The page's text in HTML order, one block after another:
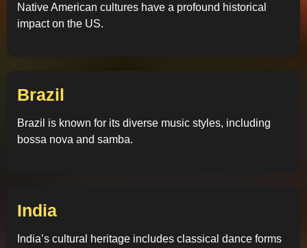
Native American cultures have a profound historical
impact on the US.
Brazil
Brazil is known for its diverse music styles, including
bossa nova and samba.
India
India’s cultural heritage includes classical dance forms